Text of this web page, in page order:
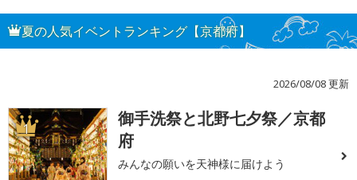
夏の人気イベントランキング【京都府】
2026/08/08 更新
1
御手洗祭と北野七夕祭／京都
府
みんなの願いを天神様に届けよう